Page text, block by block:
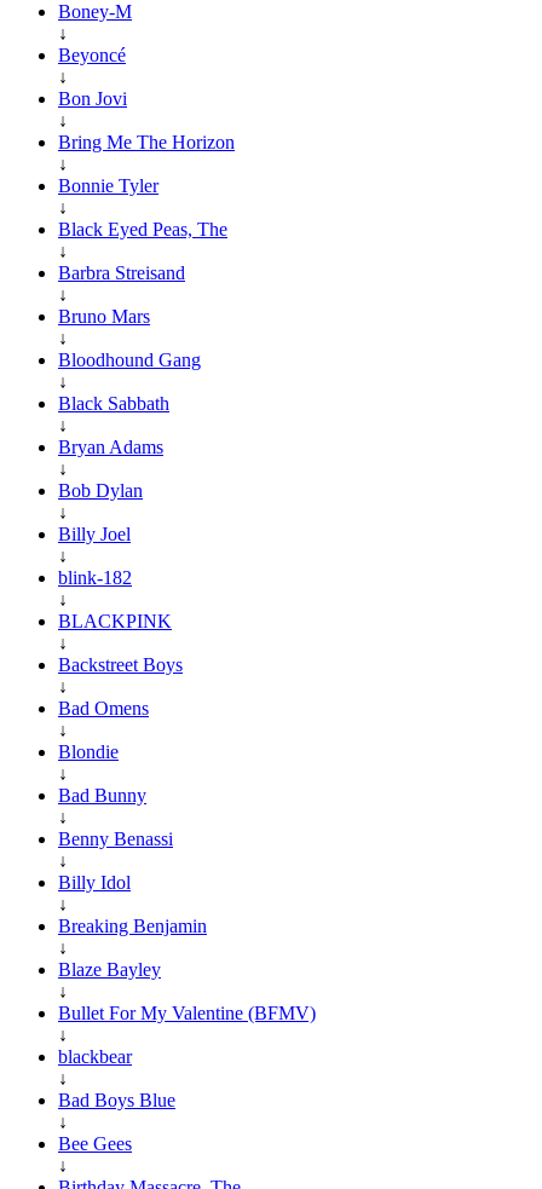
Boney-M
↓
Beyoncé
↓
Bon Jovi
↓
Bring Me The Horizon
↓
Bonnie Tyler
↓
Black Eyed Peas, The
↓
Barbra Streisand
↓
Bruno Mars
↓
Bloodhound Gang
↓
Black Sabbath
↓
Bryan Adams
↓
Bob Dylan
↓
Billy Joel
↓
blink-182
↓
BLACKPINK
↓
Backstreet Boys
↓
Bad Omens
↓
Blondie
↓
Bad Bunny
↓
Benny Benassi
↓
Billy Idol
↓
Breaking Benjamin
↓
Blaze Bayley
↓
Bullet For My Valentine (BFMV)
↓
blackbear
↓
Bad Boys Blue
↓
Bee Gees
↓